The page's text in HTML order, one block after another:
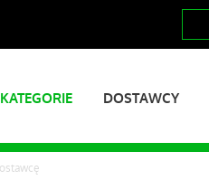
KATEGORIE DOSTAWCY